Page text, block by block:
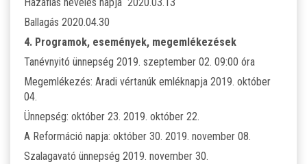
Ballagás 2020.04.30
4. Programok, események, megemlékezések
Tanévnyitó ünnepség 2019. szeptember 02. 09:00 óra
Megemlékezés: Aradi vértanúk emléknapja 2019. október
04.
Ünnepség: október 23. 2019. október 22.
A Reformáció napja: október 30. 2019. november 08.
Szalagavató ünnepség 2019. november 30.